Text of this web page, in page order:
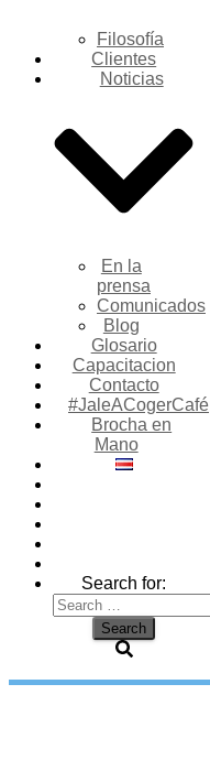
Filosofía
Clientes
Noticias
En la
prensa
Comunicados
Blog
Glosario
Capacitacion
Contacto
#JaleACogerCafé
Brocha en
Mano
Search for: